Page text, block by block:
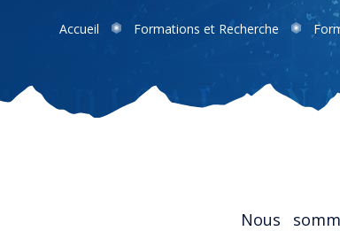
Accueil Formations et Recherche
Nous